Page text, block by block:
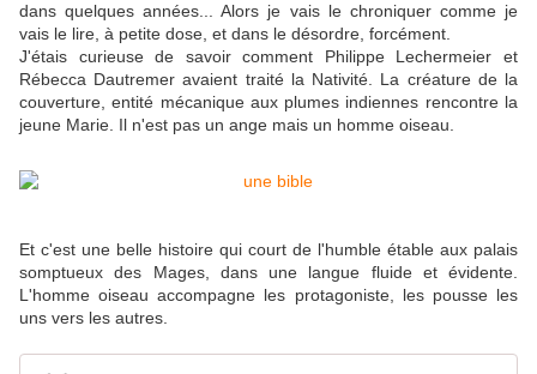
dans quelques années... Alors je vais le chroniquer comme je
vais le lire, à petite dose, et dans le désordre, forcément.
J'étais curieuse de savoir comment Philippe Lechermeier et
Rébecca Dautremer avaient traité la Nativité. La créature de la
couverture, entité mécanique aux plumes indiennes rencontre la
jeune Marie. Il n'est pas un ange mais un homme oiseau.
Et c'est une belle histoire qui court de l'humble étable aux palais
somptueux des Mages, dans une langue fluide et évidente.
L'homme oiseau accompagne les protagoniste, les pousse les
uns vers les autres.